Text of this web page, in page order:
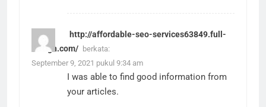
http://affordable-seo-services63849.full-
design.com/ berkata:
September 9, 2021 pukul 9:34 am
I was able to find good information from
your articles.